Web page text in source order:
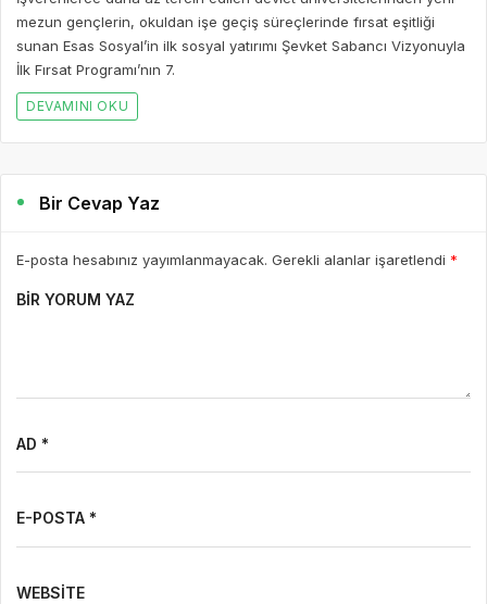
mezun gençlerin, okuldan işe geçiş süreçlerinde fırsat eşitliği
sunan Esas Sosyal’in ilk sosyal yatırımı Şevket Sabancı Vizyonuyla
İlk Fırsat Programı’nın 7.
DEVAMINI OKU
Bir Cevap Yaz
E-posta hesabınız yayımlanmayacak. Gerekli alanlar işaretlendi *
BIR YORUM YAZ
AD *
E-POSTA *
WEBSITE